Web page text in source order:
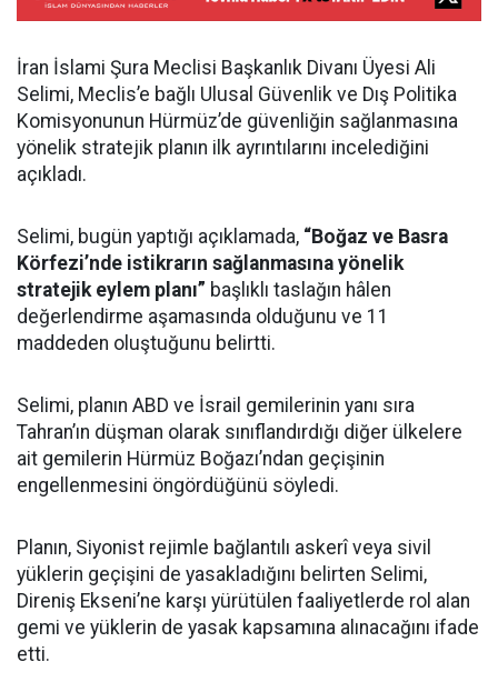
İran İslami Şura Meclisi Başkanlık Divanı Üyesi Ali
Selimi, Meclis’e bağlı Ulusal Güvenlik ve Dış Politika
Komisyonunun Hürmüz’de güvenliğin sağlanmasına
yönelik stratejik planın ilk ayrıntılarını incelediğini
açıkladı.
Selimi, bugün yaptığı açıklamada, “Boğaz ve Basra
Körfezi’nde istikrarın sağlanmasına yönelik
stratejik eylem planı” başlıklı taslağın hâlen
değerlendirme aşamasında olduğunu ve 11
maddeden oluştuğunu belirtti.
Selimi, planın ABD ve İsrail gemilerinin yanı sıra
Tahran’ın düşman olarak sınıflandırdığı diğer ülkelere
ait gemilerin Hürmüz Boğazı’ndan geçişinin
engellenmesini öngördüğünü söyledi.
Planın, Siyonist rejimle bağlantılı askerî veya sivil
yüklerin geçişini de yasakladığını belirten Selimi,
Direniş Ekseni’ne karşı yürütülen faaliyetlerde rol alan
gemi ve yüklerin de yasak kapsamına alınacağını ifade
etti.